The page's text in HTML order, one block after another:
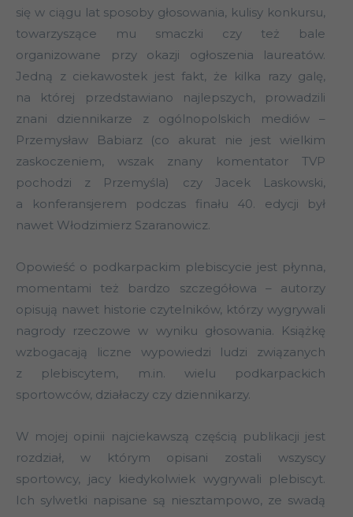
się w ciągu lat sposoby głosowania, kulisy konkursu,
towarzyszące mu smaczki czy też bale
organizowane przy okazji ogłoszenia laureatów.
Jedną z ciekawostek jest fakt, że kilka razy galę,
na której przedstawiano najlepszych, prowadzili
znani dziennikarze z ogólnopolskich mediów –
Przemysław Babiarz (co akurat nie jest wielkim
zaskoczeniem, wszak znany komentator TVP
pochodzi z Przemyśla) czy Jacek Laskowski,
a konferansjerem podczas finału 40. edycji był
nawet Włodzimierz Szaranowicz.
Opowieść o podkarpackim plebiscycie jest płynna,
momentami też bardzo szczegółowa – autorzy
opisują nawet historie czytelników, którzy wygrywali
nagrody rzeczowe w wyniku głosowania. Książkę
wzbogacają liczne wypowiedzi ludzi związanych
z plebiscytem, m.in. wielu podkarpackich
sportowców, działaczy czy dziennikarzy.
W mojej opinii najciekawszą częścią publikacji jest
rozdział, w którym opisani zostali wszyscy
sportowcy, jacy kiedykolwiek wygrywali plebiscyt.
Ich sylwetki napisane są niesztampowo, ze swadą